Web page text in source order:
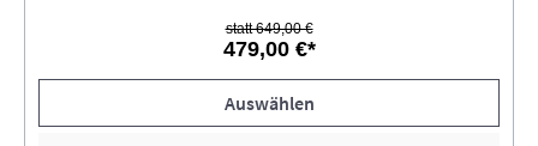
statt 649,00 €
479,00 €*
Auswählen